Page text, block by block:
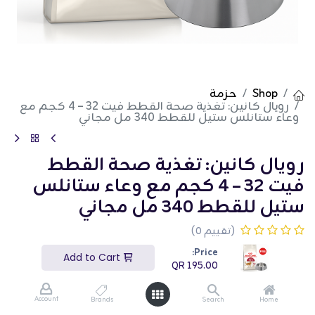
Price:
195.00
Home
Search
Brands
Account
Shop حزمة
رويال كانين: تغذية صحة القطط فيت 32 – 4 كجم مع
وعاء ستانلس ستيل للقطط 340 مل مجاني
رويال كانين: تغذية صحة القطط
فيت 32 – 4 كجم مع وعاء ستانلس
ستيل للقطط 340 مل مجاني
(تقييم 0)
195.00
QR